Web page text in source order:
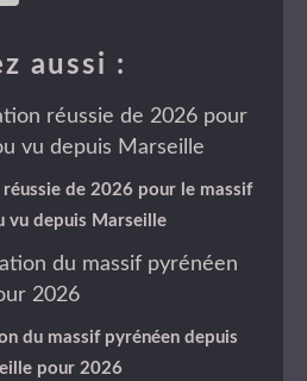
aussi :
de 2026 pour le massif
vu depuis Marseille
du massif pyrénéen depuis
pour 2026